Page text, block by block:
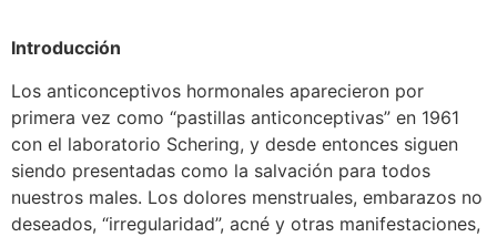
Introducción
Los anticonceptivos hormonales aparecieron por
primera vez como “pastillas anticonceptivas” en 1961
con el laboratorio Schering, y desde entonces siguen
siendo presentadas como la salvación para todos
nuestros males. Los dolores menstruales, embarazos no
deseados, “irregularidad”, acné y otras manifestaciones,